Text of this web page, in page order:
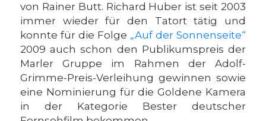
von Rainer Butt. Richard Huber ist seit 2003
immer wieder für den Tatort tätig und
konnte für die Folge „Auf der Sonnenseite“
2009 auch schon den Publikumspreis der
Marler Gruppe im Rahmen der Adolf-
Grimme-Preis-Verleihung gewinnen sowie
eine Nominierung für die Goldene Kamera
in der Kategorie Bester deutscher